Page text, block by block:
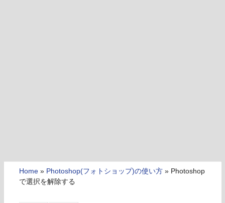
Home » Photoshop(フォトショップ)の使い方 » Photoshop
で選択を解除する